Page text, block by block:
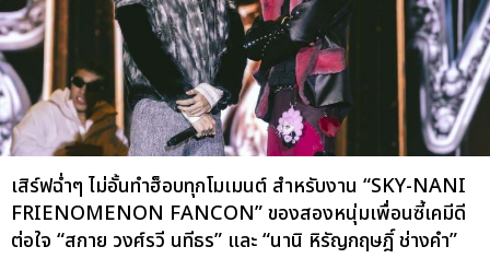
เสิร์ฟฉ่ำๆ ไม่อั้นทำฮ็อบทุกโมเมนต์ สำหรับงาน “SKY-NANI
FRIENOMENON FANCON” ของสองหนุ่มเพื่อนซี้เคมีดี
ต่อใจ “สกาย วงศ์รวี นทีธร” และ “นานิ หิรัญกฤษฎิ์ ช่างคำ”